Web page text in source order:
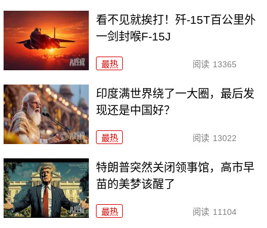
看不见就挨打！歼-15T百公里外
一剑封喉F-15J
最热 阅读 13365
印度满世界绕了一大圈，最后发
现还是中国好？
最热 阅读 13022
特朗普突然关闭领事馆，高市早
苗的美梦该醒了
最热 阅读 11104